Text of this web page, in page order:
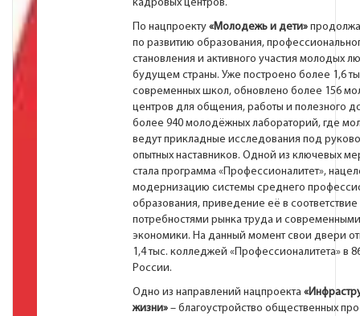
кадровых центров.
По нацпроекту «Молодежь и дети»
по развитию образования,
становления и активного участия молодых
будущем страны. Уже построено более 1,6
современных школ, обновлено более 156
центров для общения, работы и полезного
более 940 молодёжных лабораторий, где
ведут прикладные исследования под
опытных наставников. Одной из ключевых
стала программа «Профессионалитет»,
модернизацию системы среднего
образования, приведение её в соответствие
потребностями рынка труда и
экономики. На данный момент свои двери
1,4 тыс. колледжей «Профессионалитета» в
России.
Одно из направлений нацпроекта
жизни»– благоустройство общественных